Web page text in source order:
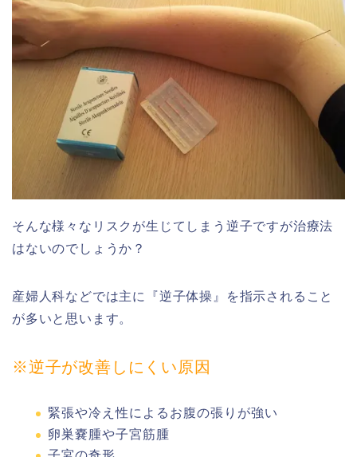
そんな様々なリスクが生じてしまう逆子ですが治療法
はないのでしょうか？
産婦人科などでは主に『逆子体操』を指示されること
が多いと思います。
※逆子が改善しにくい原因
緊張や冷え性によるお腹の張りが強い
卵巣嚢腫や子宮筋腫